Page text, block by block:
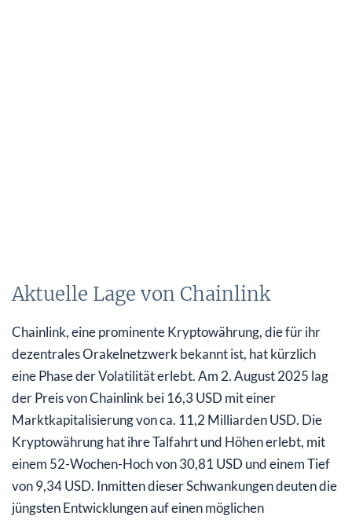
Aktuelle Lage von Chainlink
Chainlink, eine prominente Kryptowährung, die für ihr
dezentrales Orakelnetzwerk bekannt ist, hat kürzlich
eine Phase der Volatilität erlebt. Am 2. August 2025 lag
der Preis von Chainlink bei 16,3 USD mit einer
Marktkapitalisierung von ca. 11,2 Milliarden USD. Die
Kryptowährung hat ihre Talfahrt und Höhen erlebt, mit
einem 52-Wochen-Hoch von 30,81 USD und einem Tief
von 9,34 USD. Inmitten dieser Schwankungen deuten die
jüngsten Entwicklungen auf einen möglichen